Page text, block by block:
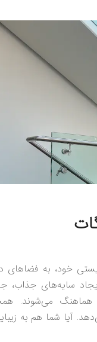
خود، به فضاهای
سایه‌های جذاب،
هماهنگ می‌شوند.
آیا شما هم به